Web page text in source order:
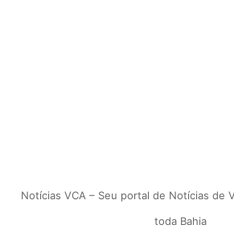
Notícias VCA – Seu portal de Notícias de
toda Bahia